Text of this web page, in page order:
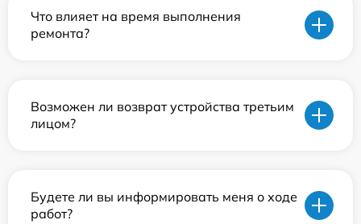
Что влияет на время выполнения
ремонта?
Возможен ли возврат устройства третьим
лицом?
Будете ли вы информировать меня о ходе
работ?